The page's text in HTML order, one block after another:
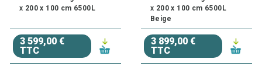
x 200 x 100 cm 6500L
3 599,00 €
TTC
x 200 x 100 cm 6500L
Beige
3 899,00 €
TTC